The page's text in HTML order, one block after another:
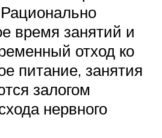
время занятий и
отход ко
питание, занятия
залогом
нервного